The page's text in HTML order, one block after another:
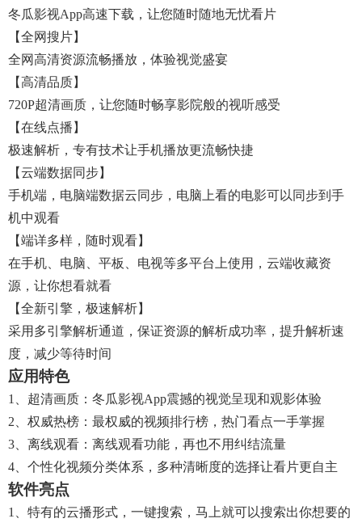
冬瓜影视app高速下载，让您随时随地无忧看片
【全网搜片】
全网高清资源流畅播放，体验视觉盛宴
【高清品质】
720P超清画质，让您随时畅享影院般的视听感受
【在线点播】
极速解析，专有技术让手机播放更流畅快捷
【云端数据同步】
手机端，电脑端数据云同步，电脑上看的电影可以同步到手
机中观看
【端详多样，随时观看】
在手机、电脑、平板、电视等多平台上使用，云端收藏资
源，让你想看就看
【全新引擎，极速解析】
采用多引擎解析通道，保证资源的解析成功率，提升解析速
度，减少等待时间
应用特色
1、超清画质：冬瓜影视app震撼的视觉呈现和观影体验
2、权威热榜：最权威的视频排行榜，热门看点一手掌握
3、离线观看：离线观看功能，再也不用纠结流量
4、个性化视频分类体系，多种清晰度的选择让看片更自主
软件亮点
1、特有的云播形式，一键搜索，马上就可以搜索出你想要的